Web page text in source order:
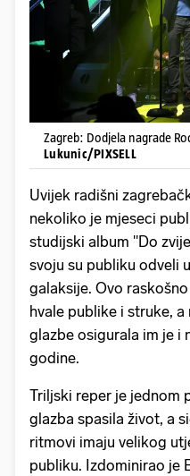
Zagreb: Dodjela nagrade
Lukunic/PIXSELL
Uvijek radišni
nekoliko je mjeseci
studijski album "Do
svoju su publiku odveli
galaksije. Ovo
hvale publike i struke,
glazbe osigurala im je i
godine.
Triljski reper je jednom
glazba spasila život, a
ritmovi imaju velikog
publiku. Izdominirao je